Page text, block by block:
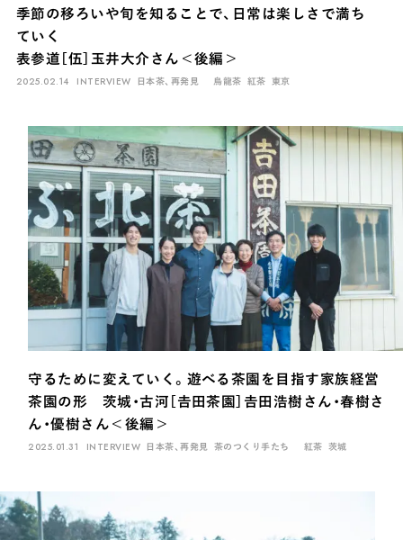
季節の移ろいや旬を知ることで、日常は楽しさで満ち
ていく
表参道［伍］玉井大介さん＜後編＞
2025.02.14 INTERVIEW 日本茶、再発見 烏龍茶 紅茶 東京
守るために変えていく。遊べる茶園を目指す家族経営
茶園の形 茨城・古河［𠮷田茶園］𠮷田浩樹さん・春樹さ
ん・優樹さん＜後編＞
2025.01.31 INTERVIEW 日本茶、再発見 茶のつくり手たち 紅茶 茨城